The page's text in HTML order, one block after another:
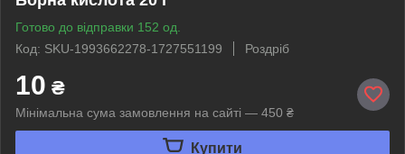
Готово до відправки 152 од.
Код: SKU-1993662278-1727551199
Роздріб
10 ₴
Мінімальна сума замовлення на сайті — 450 ₴
Купити